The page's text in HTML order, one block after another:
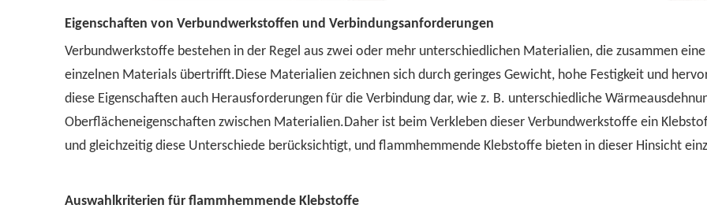
Eigenschaften von Verbundwerkstoffen und Verbindungsanforderungen
Verbundwerkstoffe bestehen in der Regel aus zwei oder mehr unterschiedlichen Materialien, die zusammen
einzelnen Materials übertrifft.Diese Materialien zeichnen sich durch geringes Gewicht, hohe Festigkeit und
diese Eigenschaften auch Herausforderungen für die Verbindung dar, wie z. B. unterschiedliche
Oberflächeneigenschaften zwischen Materialien.Daher ist beim Verkleben dieser Verbundwerkstoffe ein
und gleichzeitig diese Unterschiede berücksichtigt, und flammhemmende Klebstoffe bieten in dieser Hinsicht
Auswahlkriterien für flammhemmende Klebstoffe